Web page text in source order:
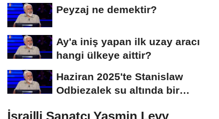
Peyzaj ne demektir?
Ay'a iniş yapan ilk uzay aracı
hangi ülkeye aittir?
Haziran 2025'te Stanislaw
Odbiezalek su altında bir
İsrailli Sanatçı Yasmin Levy